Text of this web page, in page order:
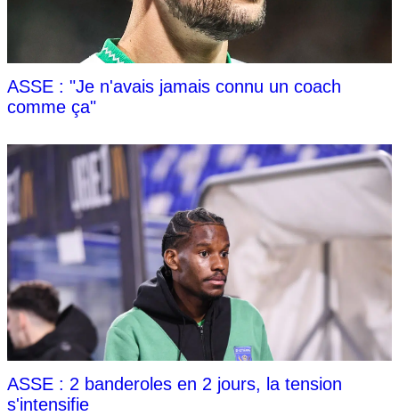
ASSE : "Je n'avais jamais connu un coach
comme ça"
ASSE : 2 banderoles en 2 jours, la tension
s'intensifie